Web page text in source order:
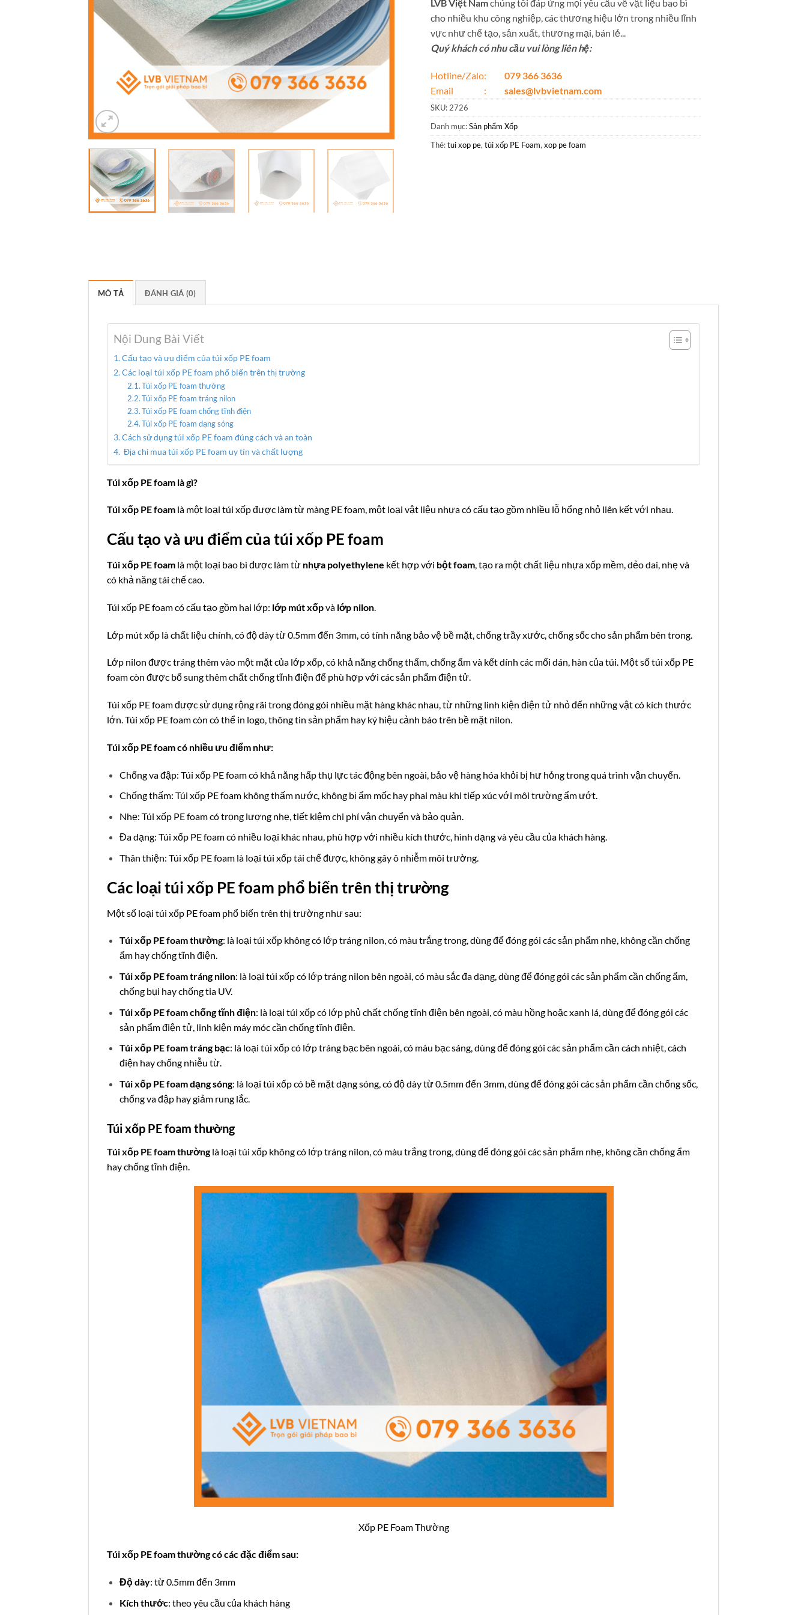
LVB Việt Namchúng tôi đáp ứng mọi yêu cầu về vật liệu bao bì
cho nhiều khu công nghiệp, các thương hiệu lớn trong nhiều lĩnh
vực như chế tạo, sản xuất, thương mại, bán lẻ...
Quý khách có nhu cầu vui lòng liên hệ:
Hotline/Zalo:
079 366 3636
Email :
sales@lvbvietnam.com
SKU: 2726
Danh mục:Sản phẩm Xốp
Thẻ:tui xop pe, túi xốp PE Foam, xop pe foam
MÔ TẢ ĐÁNH GIÁ (0)
Nội Dung Bài Viết
Cấu tạo và ưu điểm của túi xốp PE foam
Các loại túi xốp PE foam phổ biến trên thị trường
Túi xốp PE foam thường
Túi xốp PE foam tráng nilon
Túi xốp PE foam chống tĩnh điện
Túi xốp PE foam dạng sóng
Cách sử dụng túi xốp PE foam đúng cách và an toàn
Địa chỉ mua túi xốp PE foam uy tín và chất lượng
Túi xốp PE foam là gì?
Túi xốp PE foam là một loại túi xốp được làm từ màng PE foam, một loại vật liệu nhựa có cấu tạo gồm nhiều lỗ hổng nhỏ liên kết với nhau.
Cấu tạo và ưu điểm của túi xốp PE foam
Túi xốp PE foam là một loại bao bì được làm từ nhựa polyethylene kết hợp với bột foam, tạo ra một chất liệu nhựa xốp mềm, dẻo dai, nhẹ và
có khả năng tái chế cao.
Túi xốp PE foam có cấu tạo gồm hai lớp: lớp mút xốpvà lớp nilon
Lớp mút xốp là chất liệu chính, có độ dày từ 0.5mm đến 3mm, có tính năng bảo vệ bề mặt, chống trầy xước, chống sốc cho sản phẩm bên trong.
Lớp nilon được tráng thêm vào một mặt của lớp xốp, có khả năng chống thấm, chống ẩm và kết dính các mối dán, hàn của túi. Một số túi xốp PE
foam còn được bổ sung thêm chất chống tĩnh điện để phù hợp với các sản phẩm điện tử.
Túi xốp PE foam được sử dụng rộng rãi trong đóng gói nhiều mặt hàng khác nhau, từ những linh kiện điện tử nhỏ đến những vật có kích thước
lớn. Túi xốp PE foam còn có thể in logo, thông tin sản phẩm hay ký hiệu cảnh báo trên bề mặt nilon.
Túi xốp PE foam có nhiều ưu điểm như:
Chống va đập: Túi xốp PE foam có khả năng hấp thụ lực tác động bên ngoài, bảo vệ hàng hóa khỏi bị hư hỏng trong quá trình vận chuyển.
Chống thấm: Túi xốp PE foam không thấm nước, không bị ẩm mốc hay phai màu khi tiếp xúc với môi trường ẩm ướt.
Nhẹ: Túi xốp PE foam có trọng lượng nhẹ, tiết kiệm chi phí vận chuyển và bảo quản.
Đa dạng: Túi xốp PE foam có nhiều loại khác nhau, phù hợp với nhiều kích thước, hình dạng và yêu cầu của khách hàng.
Thân thiện: Túi xốp PE foam là loại túi xốp tái chế được, không gây ô nhiễm môi trường.
Các loại túi xốp PE foam phổ biến trên thị trường
Một số loại túi xốp PE foam phổ biến trên thị trường như sau:
Túi xốp PE foam thường: là loại túi xốp không có lớp tráng nilon, có màu trắng trong, dùng để đóng gói các sản phẩm nhẹ, không cần chống
ẩm hay chống tĩnh điện.
Túi xốp PE foam tráng nilon: là loại túi xốp có lớp tráng nilon bên ngoài, có màu sắc đa dạng, dùng để đóng gói các sản phẩm cần chống ẩm,
chống bụi hay chống tia UV.
Túi xốp PE foam chống tĩnh điện: là loại túi xốp có lớp phủ chất chống tĩnh điện bên ngoài, có màu hồng hoặc xanh lá, dùng để đóng gói các
sản phẩm điện tử, linh kiện máy móc cần chống tĩnh điện.
Túi xốp PE foam tráng bạc: là loại túi xốp có lớp tráng bạc bên ngoài, có màu bạc sáng, dùng để đóng gói các sản phẩm cần cách nhiệt, cách
điện hay chống nhiễu từ.
Túi xốp PE foam dạng sóng: là loại túi xốp có bề mặt dạng sóng, có độ dày từ 0.5mm đến 3mm, dùng để đóng gói các sản phẩm cần chống sốc,
chống va đập hay giảm rung lắc.
Túi xốp PE foam thường
Túi xốp PE foam thườnglà loại túi xốp không có lớp tráng nilon, có màu trắng trong, dùng để đóng gói các sản phẩm nhẹ, không cần chống ẩm
hay chống tĩnh điện.
Xốp PE Foam Thường
Túi xốp PE foam thường có các đặc điểm sau:
Độ dày: từ 0.5mm đến 3mm
Kích thước: theo yêu cầu của khách hàng